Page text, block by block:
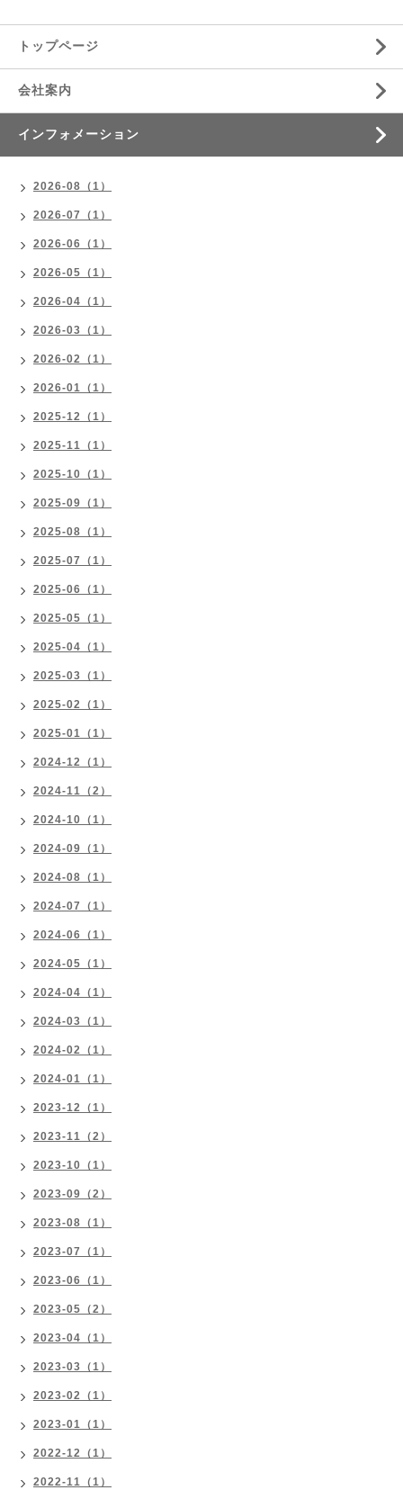
トップページ
会社案内
インフォメーション
2026-08（1）
2026-07（1）
2026-06（1）
2026-05（1）
2026-04（1）
2026-03（1）
2026-02（1）
2026-01（1）
2025-12（1）
2025-11（1）
2025-10（1）
2025-09（1）
2025-08（1）
2025-07（1）
2025-06（1）
2025-05（1）
2025-04（1）
2025-03（1）
2025-02（1）
2025-01（1）
2024-12（1）
2024-11（2）
2024-10（1）
2024-09（1）
2024-08（1）
2024-07（1）
2024-06（1）
2024-05（1）
2024-04（1）
2024-03（1）
2024-02（1）
2024-01（1）
2023-12（1）
2023-11（2）
2023-10（1）
2023-09（2）
2023-08（1）
2023-07（1）
2023-06（1）
2023-05（2）
2023-04（1）
2023-03（1）
2023-02（1）
2023-01（1）
2022-12（1）
2022-11（1）